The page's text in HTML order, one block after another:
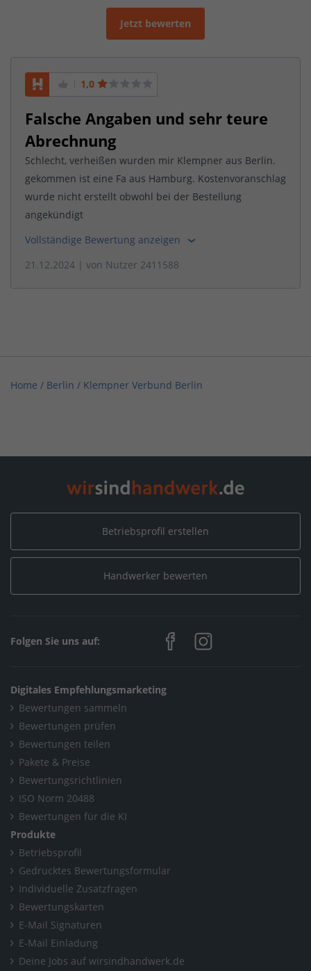
Jetzt bewerten
1,0
Falsche Angaben und sehr teure
Abrechnung
Schlecht, verheißen wurden mir Klempner aus Berlin.
gekommen ist eine Fa aus Hamburg. Kostenvoranschlag
wurde nicht erstellt obwohl bei der Bestellung
angekündigt
Vollständige Bewertung anzeigen
21.12.2024 | von Nutzer 2411588
Home / Berlin / Klempner Verbund Berlin
Betriebsprofil erstellen
Handwerker bewerten
Folgen Sie uns auf:
Digitales Empfehlungsmarketing
Bewertungen sammeln
Bewertungen prüfen
Bewertungen teilen
Pakete & Preise
Bewertungsrichtlinien
ISO Norm 20488
Bewertungen für die KI
Produkte
Betriebsprofil
Gedrucktes Bewertungsformular
Individuelle Zusatzfragen
Bewertungskarten
E-Mail Signaturen
E-Mail Einladung
Deine Jobs auf wirsindhandwerk.de